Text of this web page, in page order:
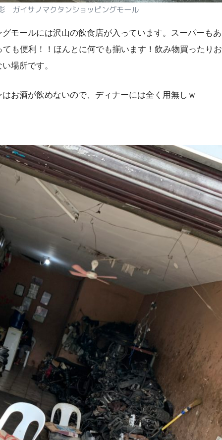
ガイサノマクタンショッピングモール
モールには沢山の飲食店が入っています。スーパーもあ
も便利！！ほんとに何でも揃います！飲み物買ったりお
場所です。
お酒が飲めないので、ディナーには全く用無しｗ